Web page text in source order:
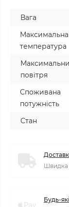
Вага
температура
повітря
Споживана
потужність
Стан
Швидка
Будь-